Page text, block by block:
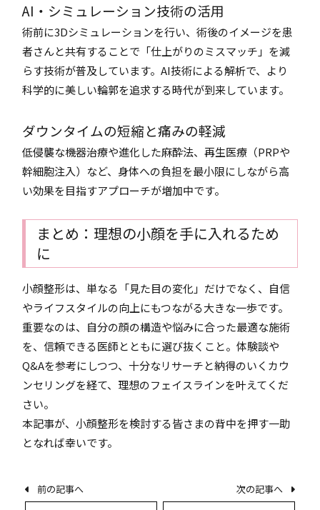
AI・シミュレーション技術の活用
術前に3Dシミュレーションを行い、術後のイメージを患
者さんと共有することで「仕上がりのミスマッチ」を減
らす技術が普及しています。AI技術による解析で、より
科学的に美しい輪郭を追求する時代が到来しています。
ダウンタイムの短縮と痛みの軽減
低侵襲な機器治療や進化した麻酔法、再生医療（PRPや
幹細胞注入）など、身体への負担を最小限にしながら高
い効果を目指すアプローチが増加中です。
まとめ：理想の小顔を手に入れるため
に
小顔整形は、単なる「見た目の変化」だけでなく、自信
やライフスタイルの向上にもつながる大きな一歩です。
重要なのは、自分の顔の構造や悩みに合った最適な施術
を、信頼できる医師とともに選び抜くこと。体験談や
Q&Aを参考にしつつ、十分なリサーチと納得のいくカウ
ンセリングを経て、理想のフェイスラインを叶えてくだ
さい。
本記事が、小顔整形を検討する皆さまの背中を押す一助
となれば幸いです。
前の記事へ 次の記事へ